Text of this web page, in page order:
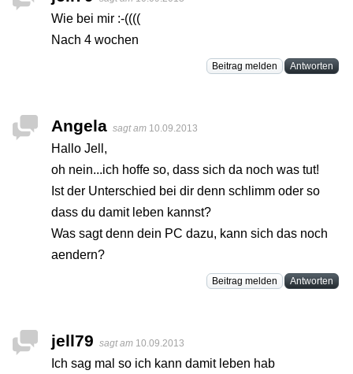
Wie bei mir :-((((
Nach 4 wochen
Beitrag melden Antworten
Angela sagt am 10.09.2013
Hallo Jell,
oh nein...ich hoffe so, dass sich da noch was tut!
Ist der Unterschied bei dir denn schlimm oder so
dass du damit leben kannst?
Was sagt denn dein PC dazu, kann sich das noch
aendern?
Beitrag melden Antworten
jell79 sagt am 10.09.2013
Ich sag mal so ich kann damit leben hab